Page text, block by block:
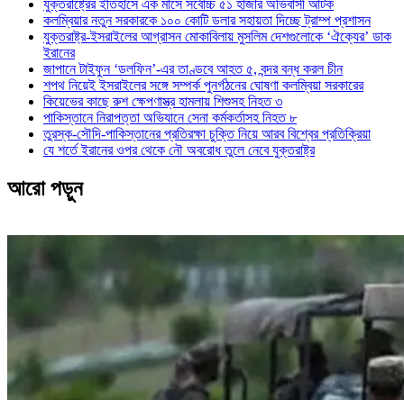
যুক্তরাষ্ট্রের ইতিহাসে এক মাসে সর্বোচ্চ ৫১ হাজার অভিবাসী আটক
কলম্বিয়ার নতুন সরকারকে ১০০ কোটি ডলার সহায়তা দিচ্ছে ট্রাম্প প্রশাসন
যুক্তরাষ্ট্র-ইসরাইলের আগ্রাসন মোকাবিলায় মুসলিম দেশগুলোকে ‘ঐক্যের’ ডাক
ইরানের
জাপানে টাইফুন ‘ডলফিন’-এর তাণ্ডবে আহত ৫, বন্দর বন্ধ করল চীন
শপথ নিয়েই ইসরাইলের সঙ্গে সম্পর্ক পুনর্গঠনের ঘোষণা কলম্বিয়া সরকারের
কিয়েভের কাছে রুশ ক্ষেপণাস্ত্র হামলায় শিশুসহ নিহত ৩
পাকিস্তানে নিরাপত্তা অভিযানে সেনা কর্মকর্তাসহ নিহত ৮
তুরস্ক-সৌদি-পাকিস্তানের প্রতিরক্ষা চুক্তি নিয়ে আরব বিশ্বের প্রতিক্রিয়া
যে শর্তে ইরানের ওপর থেকে নৌ অবরোধ তুলে নেবে যুক্তরাষ্ট্র
আরো পড়ুন